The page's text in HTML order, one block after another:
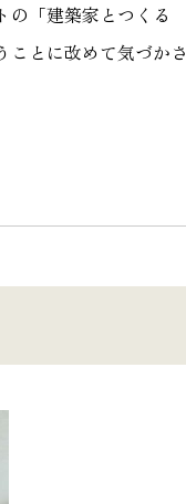
の「建築家とつくる
とに改めて気づかさ